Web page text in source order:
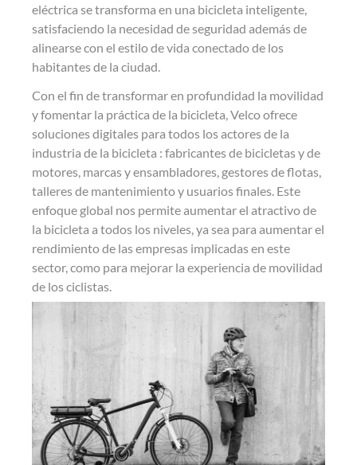
eléctrica se transforma en una bicicleta inteligente,
satisfaciendo la necesidad de seguridad además de
alinearse con el estilo de vida conectado de los
habitantes de la ciudad.
Con el fin de transformar en profundidad la movilidad
y fomentar la práctica de la bicicleta, Velco ofrece
soluciones digitales para todos los actores de la
industria de la bicicleta : fabricantes de bicicletas y de
motores, marcas y ensambladores, gestores de flotas,
talleres de mantenimiento y usuarios finales. Este
enfoque global nos permite aumentar el atractivo de
la bicicleta a todos los niveles, ya sea para aumentar el
rendimiento de las empresas implicadas en este
sector, como para mejorar la experiencia de movilidad
de los ciclistas.